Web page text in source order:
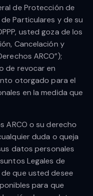
de Protección de
Particulares y de su
usted goza de los
Cancelación y
ARCO”);
de revocar en
otorgado para el
en la medida que
ARCO o su derecho
duda o queja
datos personales
Legales de
que usted desee
para que